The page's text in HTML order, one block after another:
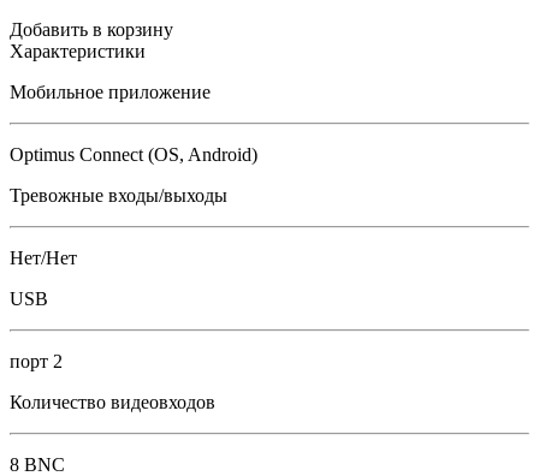
Добавить в корзину
Характеристики
Мобильное приложение
Optimus Connect (OS, Android)
Тревожные входы/выходы
Нет/Нет
USB
порт 2
Количество видеовходов
8 BNC